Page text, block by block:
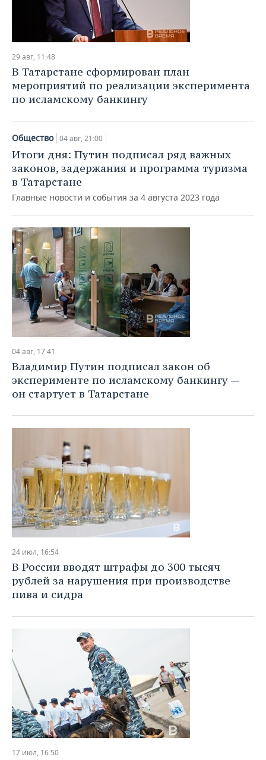
29 авг, 11:48
В Татарстане сформирован план
мероприятий по реализации эксперимента
по исламскому банкингу
Общество 04 авг, 21:00
Итоги дня: Путин подписал ряд важных
законов, задержания и программа туризма
в Татарстане
Главные новости и события за 4 августа 2023 года
04 авг, 17:41
Владимир Путин подписал закон об
эксперименте по исламскому банкингу —
он стартует в Татарстане
24 июл, 16:54
В России вводят штрафы до 300 тысяч
рублей за нарушения при производстве
пива и сидра
17 июл, 16:50